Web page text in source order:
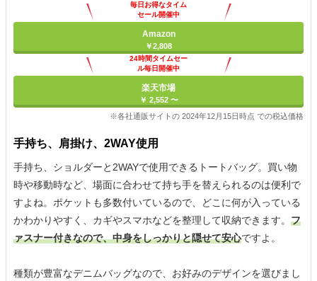
毎日お得なタイム
セール開催中
Amazon
￥2,808
24時間タイムセー
ル毎日開催中
楽天市場
￥ 2,552 〜
※各社通販サイトの 2024年12月15日時点 での税込価格
手持ち、肩掛け、2WAY使用
手持ち、ショルダーと2WAYで使用できるトートバッグ。買い物
時や移動時など、場面に合わせて持ち手を替えられるのは便利で
すよね。ポケットも多数付いているので、どこに何が入っている
かわかりやすく、カギやスマホなどを整理して収納できます。 フ
ァスナー付きなので、中身をしっかりと隠せて安心ですよ。
種類が豊富なデニムバッグなので、お好みのデザインを選びまし